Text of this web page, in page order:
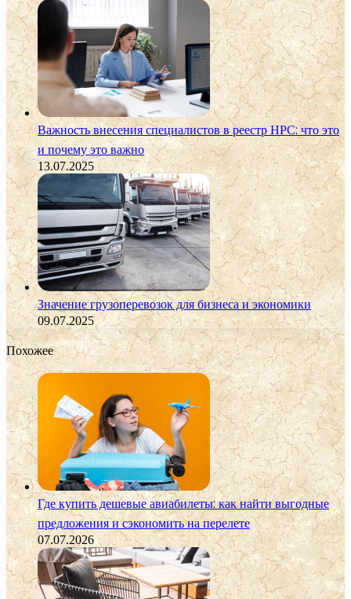
Важность внесения специалистов в реестр НРС: что это
и почему это важно
13.07.2025
Значение грузоперевозок для бизнеса и экономики
09.07.2025
Похожее
Где купить дешевые авиабилеты: как найти выгодные
предложения и сэкономить на перелете
07.07.2026